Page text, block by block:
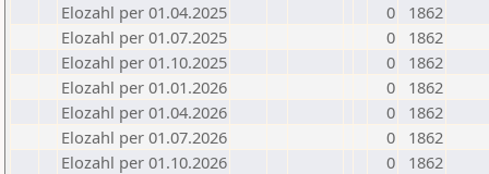
Elozahl per 01.04.2025
0
1862
Elozahl per 01.07.2025
0
1862
Elozahl per 01.10.2025
0
1862
Elozahl per 01.01.2026
0
1862
Elozahl per 01.04.2026
0
1862
Elozahl per 01.07.2026
0
1862
Elozahl per 01.10.2026
0 1862